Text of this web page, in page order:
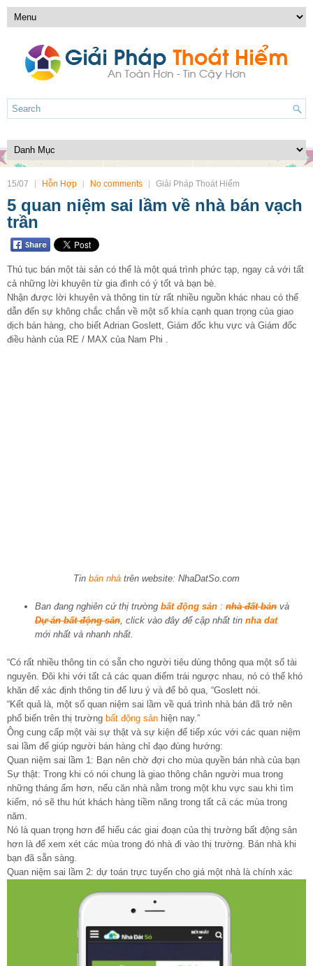
15/07 Hỗn Hợp No comments Giải Pháp Thoát Hiểm
5 quan niệm sai lầm về nhà bán vạch
trần
Thủ tục bán một tài sản có thể là một quá trình phức tạp, ngay cả với tất
cả những lời khuyên từ gia đình có ý tốt và bạn bè.
Nhận được lời khuyên và thông tin từ rất nhiều nguồn khác nhau có thể
dẫn đến sự không chắc chắn về một số khía cạnh quan trọng của giao
dịch bán hàng, cho biết Adrian Goslett, Giám đốc khu vực và Giám đốc
điều hành của RE / MAX của Nam Phi .
Tin bán nhà trên website: NhaDatSo.com
Ban đang nghiên cứ thị trường bất động sản : nhà đất bán và
Dự án bất động sản , click vào đây để cập nhất tin nha dat
mới nhất và nhanh nhất.
“Có rất nhiều thông tin có sẵn cho người tiêu dùng thông qua một số tài
nguyên. Đôi khi với tất cả các quan điểm trái ngược nhau, nó có thể khó
khăn để xác định thông tin để lưu ý và để bỏ qua, “Goslett nói.
“Kết quả là, một số quan niệm sai lầm về quá trình nhà bán đã trở nên
phổ biến trên thị trường bất động sản hiện nay.”
Ông cung cấp một vài sự thật và sự kiện để tiếp xúc với các quan niệm
sai lầm để giúp người bán hàng chỉ đạo đúng hướng:
Quan niệm sai lầm 1: Bạn nên chờ đợi cho mùa quyền bán nhà của bạn
Sự thật: Trong khi có nói chung là giao thông chân người mua trong
những tháng ấm hơn, nếu căn nhà nằm trong một khu vực sau khi tìm
kiếm, nó sẽ thu hút khách hàng tiềm năng trong tất cả các mùa trong
năm.
Nó là quan trọng hơn để hiểu các giai đoạn của thị trường bất động sản
hơn là để xem xét các mùa trong đó nhà đi vào thị trường. Bán nhà khi
bạn đã sẵn sàng.
Quan niệm sai lầm 2: dự toán trực tuyến cho giá một nhà là chính xác